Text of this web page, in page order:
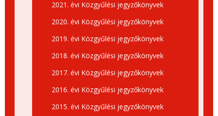
2021. évi Közgyűlési jegyzőkönyvek
2020. évi Közgyűlési jegyzőkönyvek
2019. évi Közgyűlési jegyzőkönyvek
2018. évi Közgyűlési jegyzőkönyvek
2017. évi Közgyűlési jegyzőkönyvek
2016. évi Közgyűlési jegyzőkönyvek
2015. évi Közgyűlési jegyzőkönyvek